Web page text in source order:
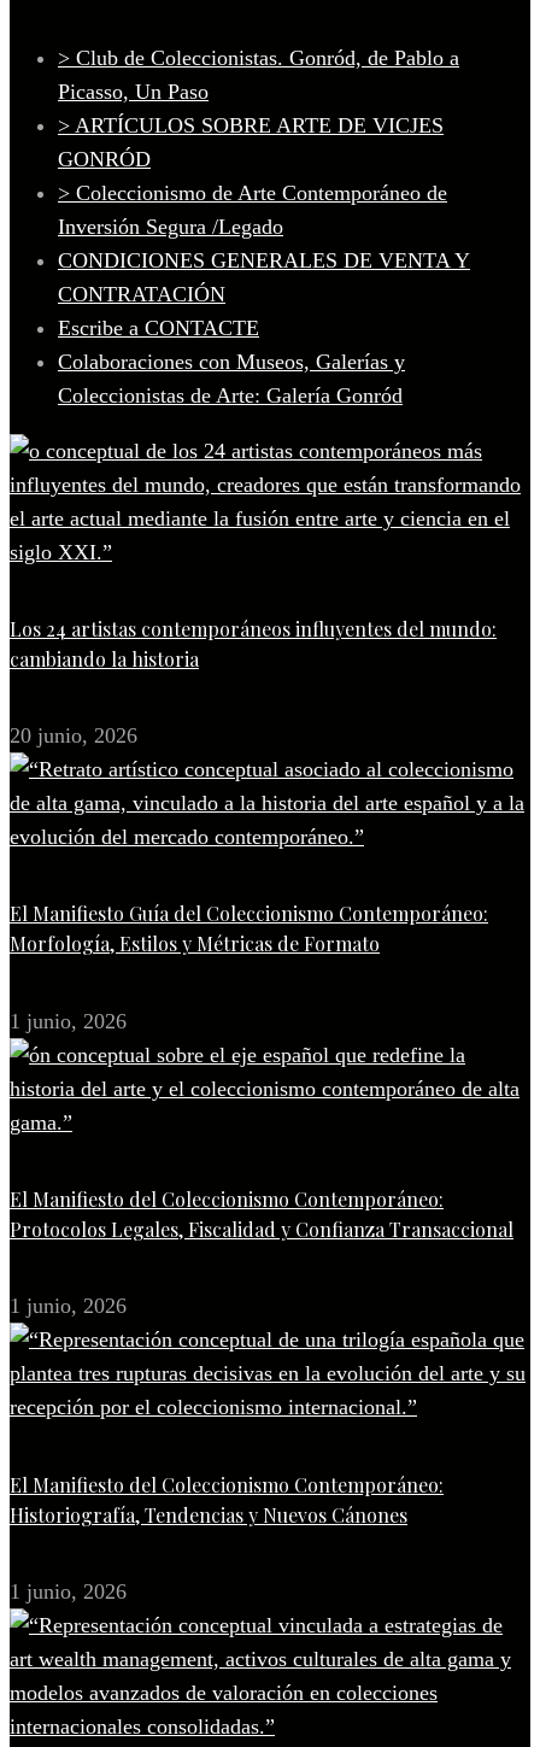
> Club de Coleccionistas. Gonród, de Pablo a
Picasso, Un Paso
> ARTÍCULOS SOBRE ARTE DE VICJES
GONRÓD
> Coleccionismo de Arte Contemporáneo de
Inversión Segura /Legado
CONDICIONES GENERALES DE VENTA Y
CONTRATACIÓN
Escribe a CONTACTE
Colaboraciones con Museos, Galerías y
Coleccionistas de Arte: Galería Gonród
Los 24 artistas contemporáneos influyentes del mundo:
cambiando la historia
20 junio, 2026
El Manifiesto Guía del Coleccionismo Contemporáneo:
Morfología, Estilos y Métricas de Formato
1 junio, 2026
El Manifiesto del Coleccionismo Contemporáneo:
Protocolos Legales, Fiscalidad y Confianza Transaccional
1 junio, 2026
El Manifiesto del Coleccionismo Contemporáneo:
Historiografía, Tendencias y Nuevos Cánones
1 junio, 2026